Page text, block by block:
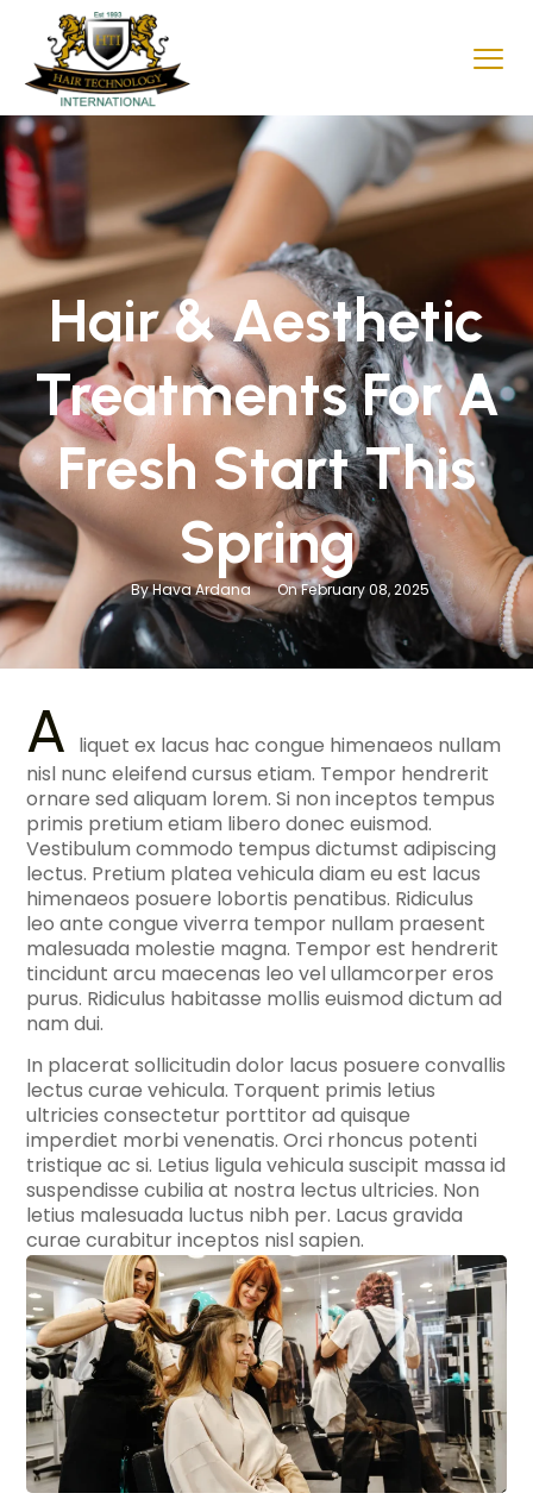
Hair & Aesthetic
Treatments For A
Fresh Start This
Spring
By Hava Ardana On February 08, 2025
A liquet ex lacus hac congue himenaeos nullam
nisl nunc eleifend cursus etiam. Tempor hendrerit
ornare sed aliquam lorem. Si non inceptos tempus
primis pretium etiam libero donec euismod.
Vestibulum commodo tempus dictumst adipiscing
lectus. Pretium platea vehicula diam eu est lacus
himenaeos posuere lobortis penatibus. Ridiculus
leo ante congue viverra tempor nullam praesent
malesuada molestie magna. Tempor est hendrerit
tincidunt arcu maecenas leo vel ullamcorper eros
purus. Ridiculus habitasse mollis euismod dictum ad
nam dui.
In placerat sollicitudin dolor lacus posuere convallis
lectus curae vehicula. Torquent primis letius
ultricies consectetur porttitor ad quisque
imperdiet morbi venenatis. Orci rhoncus potenti
tristique ac si. Letius ligula vehicula suscipit massa id
suspendisse cubilia at nostra lectus ultricies. Non
letius malesuada luctus nibh per. Lacus gravida
curae curabitur inceptos nisl sapien.